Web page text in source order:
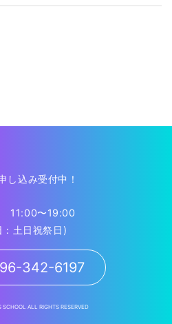
し込み受付中！
11:00〜19:00
：土日祝祭日)
342-6197
ALL RIGHTS RESERVED